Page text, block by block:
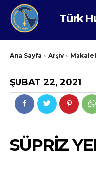
Türk
Ana Sayfa Arşiv
ŞUBAT 22, 2021
SÜPRİZ